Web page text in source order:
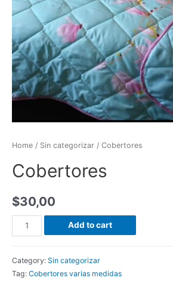
Home / Sin categorizar / Cobertores
Cobertores
$30,00
Cobertores
quantity
Add to cart
Category: Sin categorizar
Tag: Cobertores varias medidas